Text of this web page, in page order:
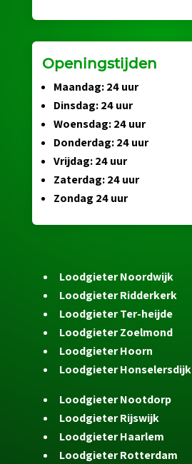
Openingstijden
Maandag: 24 uur
Dinsdag: 24 uur
Woensdag: 24 uur
Donderdag: 24 uur
Vrijdag: 24 uur
Zaterdag: 24 uur
Zondag 24 uur
Loodgieter Noordwijk
Loodgieter Ridderkerk
Loodgieter Ter-heijde
Loodgieter Zoelmond
Loodgieter Hoorn
Loodgieter Honselersdijk
Loodgieter Nootdorp
Loodgieter Rijswijk
Loodgieter Haarlem
Loodgieter Rotterdam